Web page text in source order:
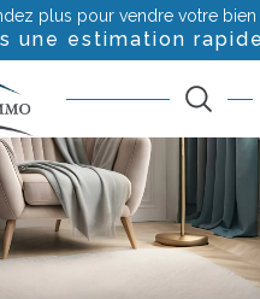
plus pour vendre votre bien
une estimation rapide